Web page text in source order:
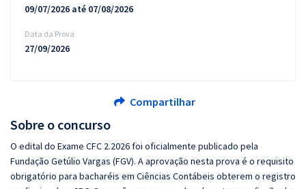
Sobre o concurso
O edital do Exame CFC 2.2026 foi oficialmente publicado pela
Fundação Getúlio Vargas (FGV). A aprovação nesta prova é o requisito
obrigatório para bacharéis em Ciências Contábeis obterem o registro
09/07/2026 até 07/08/2026
Data da Prova
27/09/2026
Compartilhar